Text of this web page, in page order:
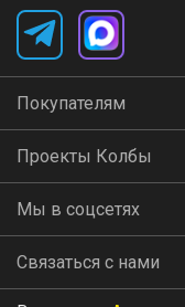
Покупателям
Проекты Колбы
Мы в соцсетях
Связаться с нами